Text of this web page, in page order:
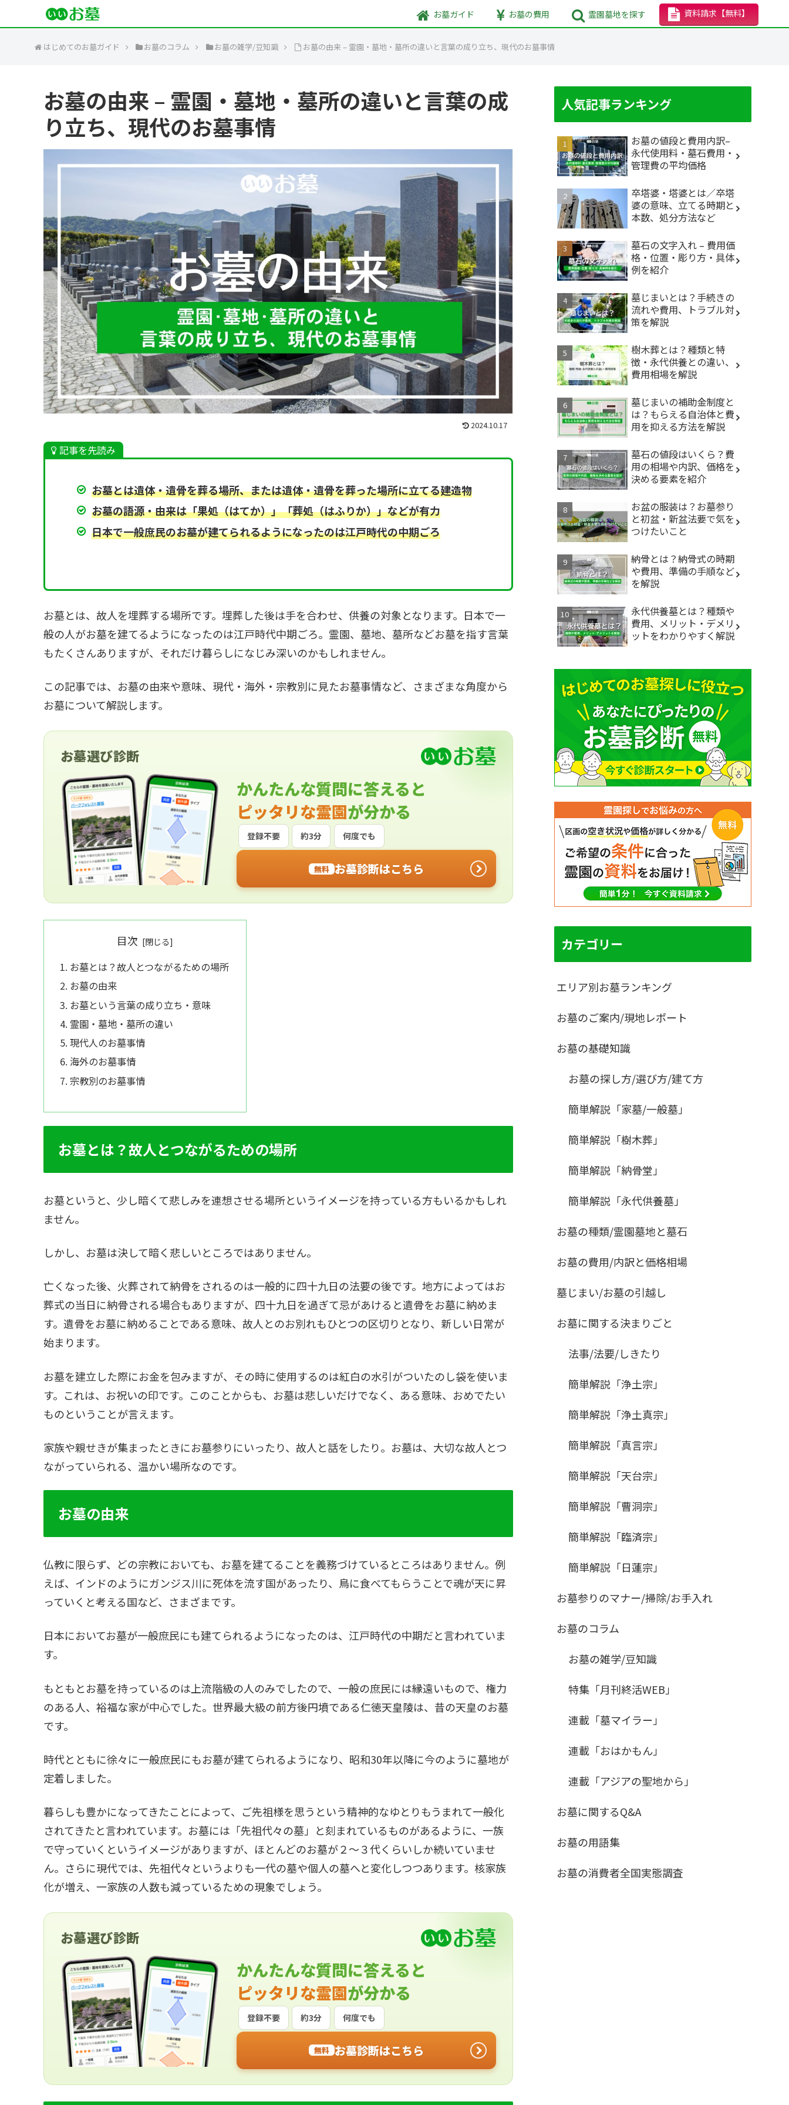
お墓ガイド お墓の費用 霊園墓地を探す 資料請求 【無料】
はじめてのお墓ガイド お墓のコラム お墓の雑学/豆知識 お墓の由来 – 霊園・墓地・墓所の違いと言葉の成り立ち、現代のお墓事情
お墓の由来 – 霊園・墓地・墓所の違いと言葉の成
り立ち、現代のお墓事情
2024.10.17
記事を先読み
お墓とは遺体・遺骨を葬る場所、または遺体・遺骨を葬った場所に立てる建造物
お墓の語源・由来は「果処（はてか）」「葬処（はふりか）」などが有力
日本で一般庶民のお墓が建てられるようになったのは江戸時代の中期ごろ
お墓とは、故人を埋葬する場所です。埋葬した後は手を合わせ、供養の対象となります。日本で一
般の人がお墓を建てるようになったのは江戸時代中期ごろ。霊園、墓地、墓所などお墓を指す言葉
もたくさんありますが、それだけ暮らしになじみ深いのかもしれません。
この記事では、お墓の由来や意味、現代・海外・宗教別に見たお墓事情など、さまざまな角度から
お墓について解説します。
お墓選び診断
かんたんな質問に答えると
ピッタリな霊園が分かる
登録不要 約3分 何度でも
無料 お墓診断はこちら
目次
お墓とは？故人とつながるための場所
お墓の由来
お墓という言葉の成り立ち・意味
霊園・墓地・墓所の違い
現代人のお墓事情
海外のお墓事情
宗教別のお墓事情
お墓とは？故人とつながるための場所
お墓というと、少し暗くて悲しみを連想させる場所というイメージを持っている方もいるかもしれ
ません。
しかし、お墓は決して暗く悲しいところではありません。
亡くなった後、火葬されて納骨をされるのは一般的に四十九日の法要の後です。地方によってはお
葬式の当日に納骨される場合もありますが、四十九日を過ぎて忌があけると遺骨をお墓に納めま
す。遺骨をお墓に納めることである意味、故人とのお別れもひとつの区切りとなり、新しい日常が
始まります。
お墓を建立した際にお金を包みますが、その時に使用するのは紅白の水引がついたのし袋を使いま
す。これは、お祝いの印です。このことからも、お墓は悲しいだけでなく、ある意味、おめでたい
ものということが言えます。
家族や親せきが集まったときにお墓参りにいったり、故人と話をしたり。お墓は、大切な故人とつ
ながっていられる、温かい場所なのです。
お墓の由来
仏教に限らず、どの宗教においても、お墓を建てることを義務づけているところはありません。例
えば、インドのようにガンジス川に死体を流す国があったり、鳥に食べてもらうことで魂が天に昇
っていくと考える国など、さまざまです。
日本においてお墓が一般庶民にも建てられるようになったのは、江戸時代の中期だと言われていま
す。
もともとお墓を持っているのは上流階級の人のみでしたので、一般の庶民には縁遠いもので、権力
のある人、裕福な家が中心でした。世界最大級の前方後円墳である仁徳天皇陵は、昔の天皇のお墓
です。
時代とともに徐々に一般庶民にもお墓が建てられるようになり、昭和30年以降に今のように墓地が
定着しました。
暮らしも豊かになってきたことによって、ご先祖様を思うという精神的なゆとりもうまれて一般化
されてきたと言われています。お墓には「先祖代々の墓」と刻まれているものがあるように、一族
で守っていくというイメージがありますが、ほとんどのお墓が２～３代くらいしか続いていませ
ん。さらに現代では、先祖代々というよりも一代の墓や個人の墓へと変化しつつあります。核家族
化が増え、一家族の人数も減っているための現象でしょう。
お墓選び診断
かんたんな質問に答えると
ピッタリな霊園が分かる
登録不要 約3分 何度でも
無料 お墓診断はこちら
人気記事ランキング
お墓の値段と費用内訳–
永代使用料・墓石費用・
管理費の平均価格
卒塔婆・塔婆とは／卒塔
婆の意味、立てる時期と
本数、処分方法など
墓石の文字入れ – 費用価
格・位置・彫り方・具体
例を紹介
墓じまいとは？手続きの
流れや費用、トラブル対
策を解説
樹木葬とは？種類と特
徴・永代供養との違い、
費用相場を解説
墓じまいの補助金制度と
は？もらえる自治体と費
用を抑える方法を解説
墓石の値段はいくら？費
用の相場や内訳、価格を
決める要素を紹介
お盆の服装は？お墓参り
と初盆・新盆法要で気を
つけたいこと
納骨とは？納骨式の時期
や費用、準備の手順など
を解説
永代供養墓とは？種類や
費用、メリット・デメリ
ットをわかりやすく解説
カテゴリー
エリア別お墓ランキング
お墓のご案内/現地レポート
お墓の基礎知識
お墓の探し方/選び方/建て方
簡単解説「家墓/一般墓」
簡単解説「樹木葬」
簡単解説「納骨堂」
簡単解説「永代供養墓」
お墓の種類/霊園墓地と墓石
お墓の費用/内訳と価格相場
墓じまい/お墓の引越し
お墓に関する決まりごと
法事/法要/しきたり
簡単解説「浄土宗」
簡単解説「浄土真宗」
簡単解説「真言宗」
簡単解説「天台宗」
簡単解説「曹洞宗」
簡単解説「臨済宗」
簡単解説「日蓮宗」
お墓参りのマナー/掃除/お手入れ
お墓のコラム
お墓の雑学/豆知識
特集「月刊終活WEB」
連載「墓マイラー」
連載「おはかもん」
連載「アジアの聖地から」
お墓に関するQ&A
お墓の用語集
お墓の消費者全国実態調査